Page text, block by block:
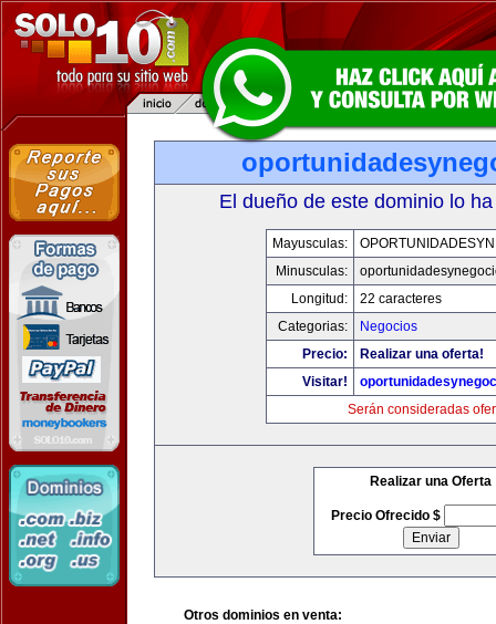
El dueño de este dominio lo
Mayusculas:
Minusculas:
Longitud:
22 caracteres
Categorias:
Negocios
Precio:
Realizar una oferta!
Visitar!
Serán consideradas
Realizar una Oferta
Precio Ofrecido $
Otros dominios en venta: